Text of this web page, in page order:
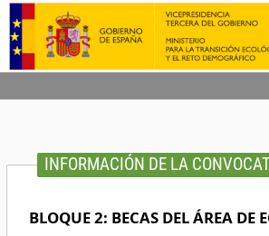
INFORMACIÓN DE LA
BLOQUE 2: BECAS DEL ÁREA DE